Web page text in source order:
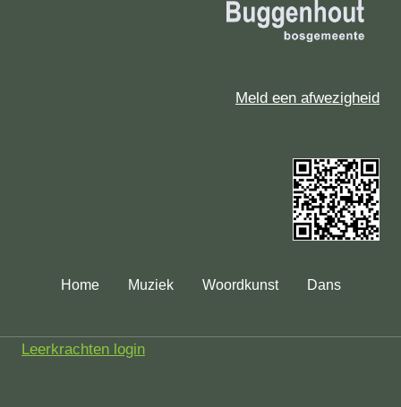
Meld een afwezigheid
Home Muziek Woordkunst Dans
Leerkrachten login